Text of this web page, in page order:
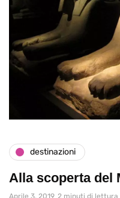
destinazioni
Alla scoperta del
Aprile 3, 2019 2 minuti di lettura